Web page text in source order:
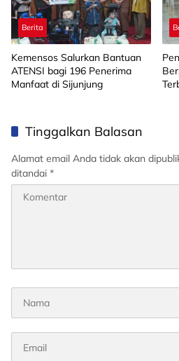
Berita
Kemensos Salurkan Bantuan
ATENSI bagi 196 Penerima
Manfaat di Sijunjung
Tinggalkan Balasan
Alamat email Anda tidak akan
ditandai *